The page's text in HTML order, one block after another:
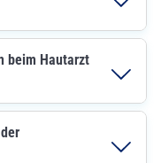
beim Hautarzt